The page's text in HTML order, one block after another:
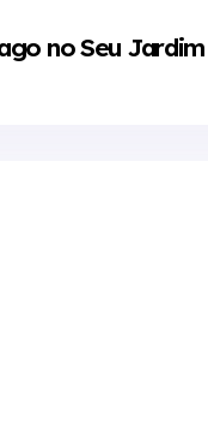
no Seu Jardim